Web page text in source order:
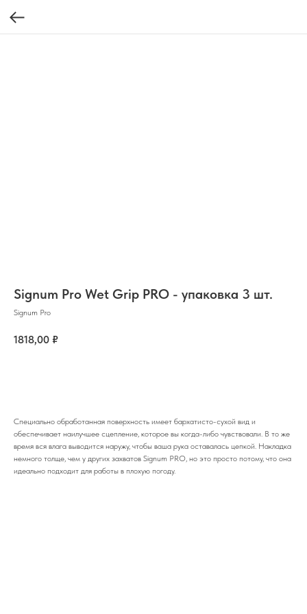
Signum Pro Wet Grip PRO - упаковка 3 шт.
Signum Pro
1818,00 ₽
Специально обработанная поверхность имеет бархатисто-сухой вид и
обеспечивает наилучшее сцепление, которое вы когда-либо чувствовали. В то же
время вся влага выводится наружу, чтобы ваша рука оставалась цепкой. Накладка
немного толще, чем у других захватов Signum PRO, но это просто потому, что она
идеально подходит для работы в плохую погоду.